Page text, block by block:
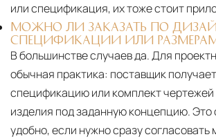
или спецификация, их тоже стоит
МОЖНО ЛИ ЗАКАЗАТЬ ПО
СПЕЦИФИКАЦИИ ИЛИ
В большинстве случаев да. Для
обычная практика: поставщик
спецификацию или комплект чертежей
изделия под заданную концепцию. Это
удобно, если нужно сразу согласовать